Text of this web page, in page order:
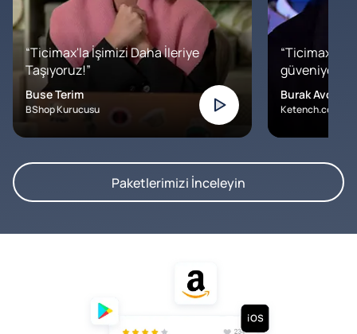
“Ticimax'la İşimizi Daha İleriye
Taşıyoruz!”
Buse Terim
BShop Kurucusu
“Ticimax'a
Burak Avcılar
Ketench.com –
Paketlerimizi İnceleyin